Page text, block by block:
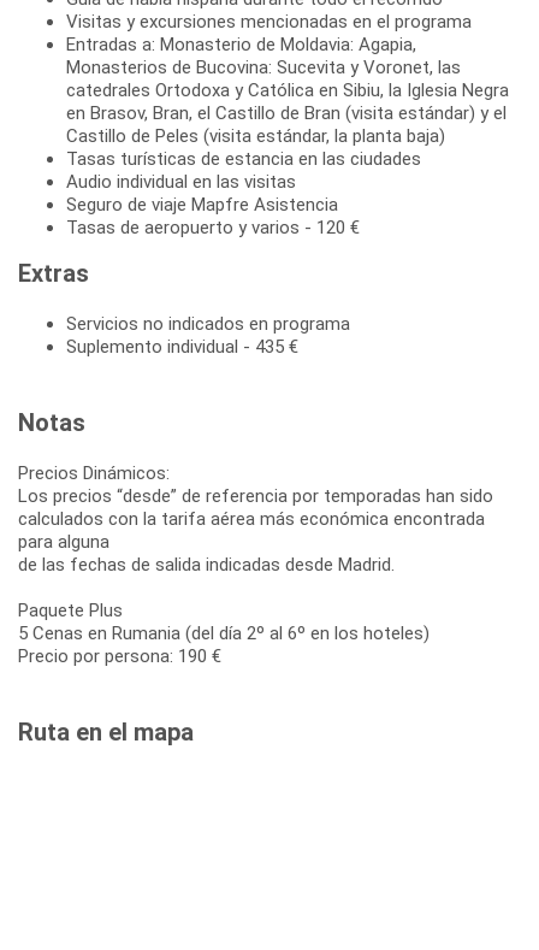
Visitas y excursiones mencionadas en el programa
Entradas a: Monasterio de Moldavia: Agapia,
Monasterios de Bucovina: Sucevita y Voronet, las
catedrales Ortodoxa y Católica en Sibiu, la Iglesia Negra
en Brasov, Bran, el Castillo de Bran (visita estándar) y el
Castillo de Peles (visita estándar, la planta baja)
Tasas turísticas de estancia en las ciudades
Audio individual en las visitas
Seguro de viaje Mapfre Asistencia
Tasas de aeropuerto y varios - 120 €
Extras
Servicios no indicados en programa
Suplemento individual - 435 €
Notas
Precios Dinámicos:
Los precios “desde” de referencia por temporadas han sido
calculados con la tarifa aérea más económica encontrada
para alguna
de las fechas de salida indicadas desde Madrid.
Paquete Plus
5 Cenas en Rumania (del día 2º al 6º en los hoteles)
Precio por persona: 190 €
Ruta en el mapa